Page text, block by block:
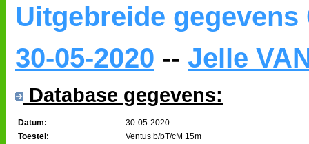
Uitgebreide
30-05-2020 -- Jelle
Database gegevens:
Datum:
30-05-2020
Toestel:
Ventus b/bT/cM 15m